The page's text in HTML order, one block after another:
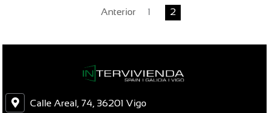
Anterior 1 2
Calle Areal, 74, 36201 Vigo